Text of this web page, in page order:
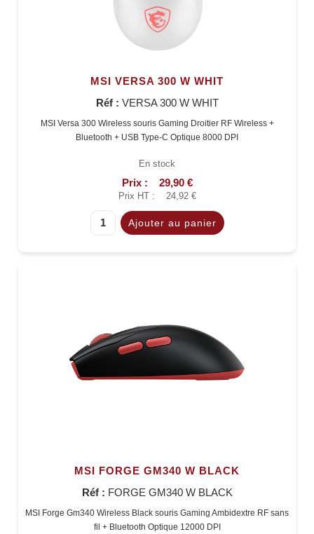
MSI VERSA 300 W WHIT
Réf : VERSA 300 W WHIT
MSI Versa 300 Wireless souris Gaming Droitier RF Wireless +
Bluetooth + USB Type-C Optique 8000 DPI
En stock
Prix : 29,90 €
Prix HT : 24,92 €
MSI FORGE GM340 W BLACK
Réf : FORGE GM340 W BLACK
MSI Forge Gm340 Wireless Black souris Gaming Ambidextre RF sans
fil + Bluetooth Optique 12000 DPI